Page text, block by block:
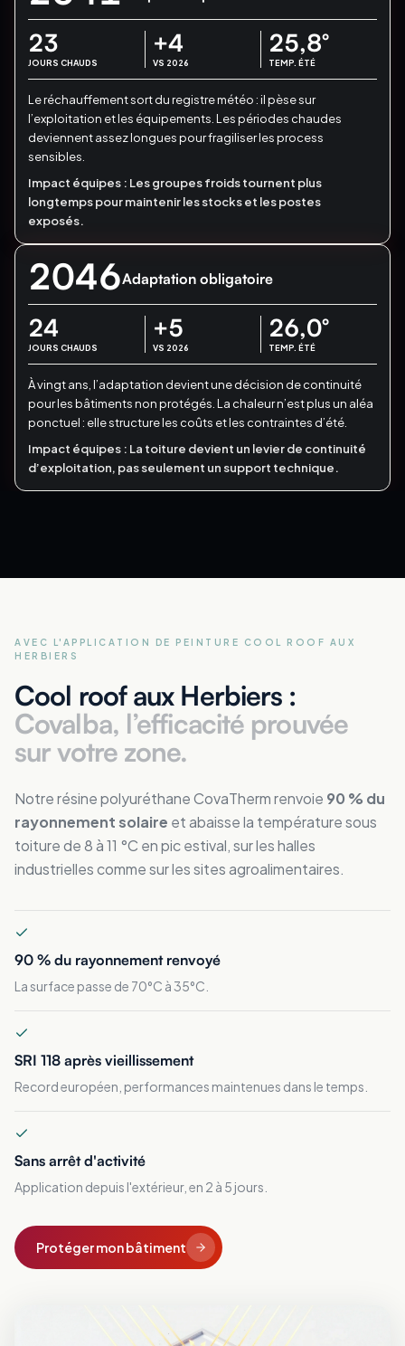
23
JOURS CHAUDS
+4
VS 2026
25,8°
TEMP. ÉTÉ
Le réchauffement sort du registre météo : il pèse sur
l’exploitation et les équipements. Les périodes chaudes
deviennent assez longues pour fragiliser les process
sensibles.
Impact équipes : Les groupes froids tournent plus
longtemps pour maintenir les stocks et les postes
exposés.
2046Adaptation obligatoire
24
JOURS CHAUDS
+5
VS 2026
26,0°
TEMP. ÉTÉ
À vingt ans, l’adaptation devient une décision de continuité
pour les bâtiments non protégés. La chaleur n’est plus un aléa
ponctuel : elle structure les coûts et les contraintes d’été.
Impact équipes : La toiture devient un levier de continuité
d’exploitation, pas seulement un support technique.
AVEC L'APPLICATION DE PEINTURE COOL ROOF AUX
HERBIERS
Cool roof aux Herbiers :
Covalba, l’efficacité prouvée
sur votre zone.
Notre résine polyuréthane CovaTherm renvoie 90 % du
rayonnement solaire et abaisse la température sous
toiture de 8 à 11 °C en pic estival, sur les halles
industrielles comme sur les sites agroalimentaires.
90 % du rayonnement renvoyé
La surface passe de 70°C à 35°C.
SRI 118 après vieillissement
Record européen, performances maintenues dans le temps.
Sans arrêt d'activité
Application depuis l'extérieur, en 2 à 5 jours.
Protéger mon bâtiment